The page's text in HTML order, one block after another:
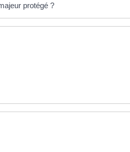
protégé ?